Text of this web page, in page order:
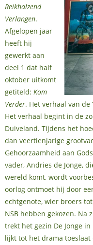
Reikhalzend
Verlangen.
Afgelopen jaar
heeft hij
gewerkt aan
deel 1 dat half
oktober uitkomt
getiteld: Kom
Verder. Het verhaal van de
Het verhaal begint in de
Duiveland. Tijdens het
dan veertienjarige
Gehoorzaamheid aan
vader, Andries de Jonge,
wereld komt, wordt
oorlog ontmoet hij door
echtgenote, wier broers
NSB hebben gekozen. Na
trekt het gezin De Jonge
lijkt tot het drama toeslaat